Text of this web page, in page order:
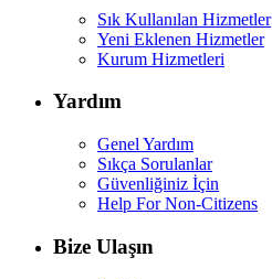
Sık Kullanılan Hizmetler
Yeni Eklenen Hizmetler
Kurum Hizmetleri
Yardım
Genel Yardım
Sıkça Sorulanlar
Güvenliğiniz İçin
Help For Non-Citizens
Bize Ulaşın